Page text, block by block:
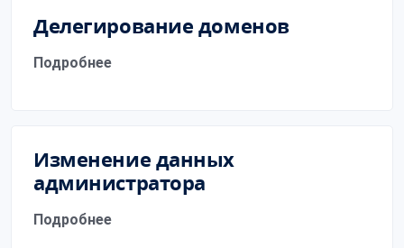
Делегирование доменов
Подробнее
Изменение данных
администратора
Подробнее